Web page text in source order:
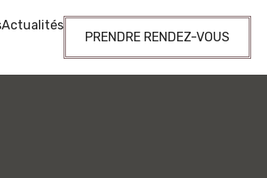
Actualités
PRENDRE RENDEZ-VOUS